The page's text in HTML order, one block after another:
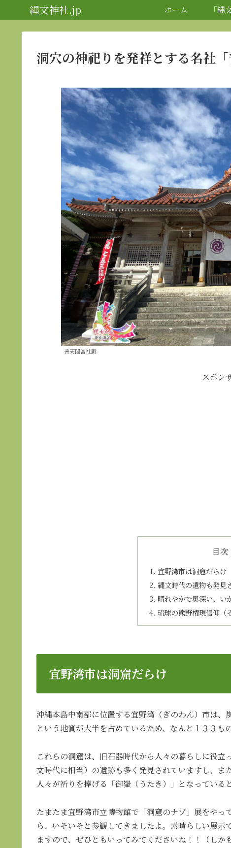
縄文神社.jp ホーム 「縄
洞穴の神祀りを発祥とする名社
普天間宮社殿
スポン
目次
宜野湾市は洞窟だらけ
縄文時代の遺物も発見
晴れやかで奥深い、い
琉球の熊野権現信仰（
宜野湾市は洞窟だらけ
沖縄本島中南部に位置する宜野湾（ぎのわん）市は、
という地質が大半を占めているため、なんと１３３も
これらの洞窟は、旧石器時代から人々の暮らしに役
文時代に相当）の遺跡も多く発見されていますし、
人々が祈りを捧げる「御嶽（うたき）」となっている
たまたま宜野湾市立博物館で「洞窟のナゾ」展をや
ら、いそいそと参観してきましたよ。素晴らしい展
ますので、ぜひともいってみてくださいね！！（しか